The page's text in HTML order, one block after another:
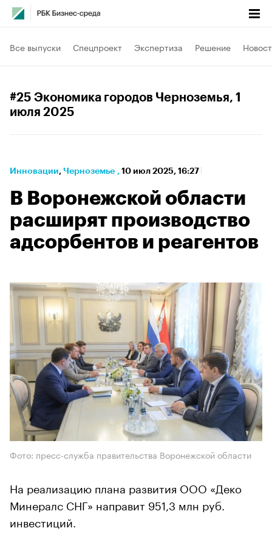
Все выпуски Спецпроект Экспертиза Решение
#25 Экономика городов Черноземья, 1
июля 2025
Инновации⁠, Черноземье , 10 июл 2025, 16:27
В Воронежской области
расширят производство
адсорбентов и реагентов
Фото: пресс-служба правительства Воронежской области
На реализацию плана развития ООО «Деко
Минералс СНГ» направит 951,3 млн руб.
инвестиций.